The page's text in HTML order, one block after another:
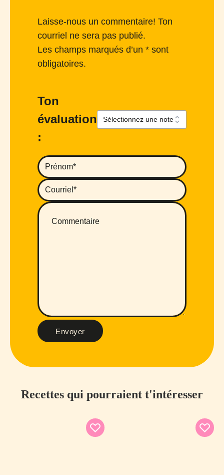
Laisse-nous un commentaire! Ton
courriel ne sera pas publié.
Les champs marqués d’un * sont
obligatoires.
Ton
évaluation
:
Envoyer
Recettes qui pourraient t'intéresser